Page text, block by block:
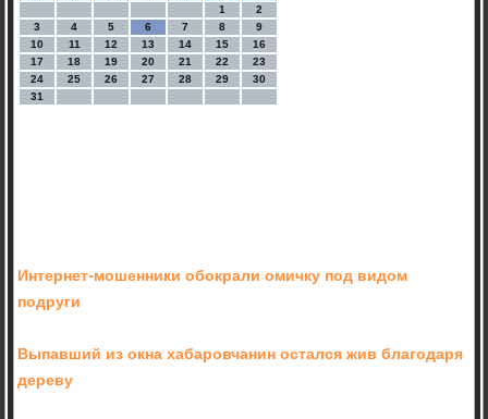
1
2
3
4 5 6 7 8
9
10
11 12 13 14 15
16
17
18 19 20 21 22
23
24
25 26 27 28 29
30
31
Интернет-мошенники обокрали омичку под видом
подруги
Выпавший из окна хабаровчанин остался жив благодаря
дереву